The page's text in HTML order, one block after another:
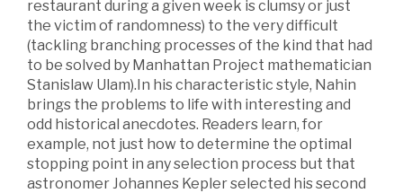
restaurant during a given week is clumsy or just
the victim of randomness) to the very difficult
(tackling branching processes of the kind that had
to be solved by Manhattan Project mathematician
Stanislaw Ulam).In his characteristic style, Nahin
brings the problems to life with interesting and
odd historical anecdotes. Readers learn, for
example, not just how to determine the optimal
stopping point in any selection process but that
astronomer Johannes Kepler selected his second